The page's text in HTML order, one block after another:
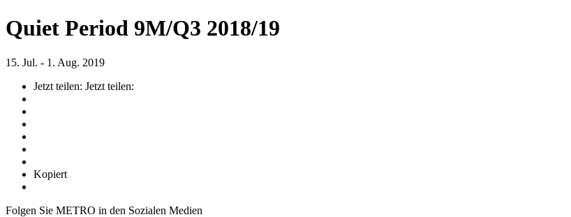
Quiet Period 9M/Q3 2018/19
15. Jul. - 1. Aug. 2019
Jetzt teilen: Jetzt teilen:
Kopiert
Folgen Sie METRO in den Sozialen Medien